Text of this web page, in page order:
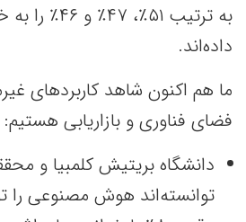
به ترتیب ۵۱٪،
داده‌اند.
ما هم اکنون شاهد کاربردهای
فضای فناوری و بازاریابی هستیم:
توانسته‌اند هوش مصنوعی را